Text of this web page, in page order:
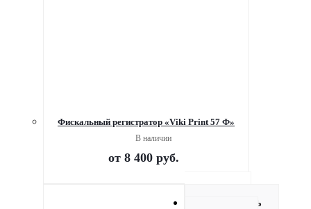
Фискальный регистратор «Viki Print 57 Ф»
В наличии
от 8 400 руб.
Как купить